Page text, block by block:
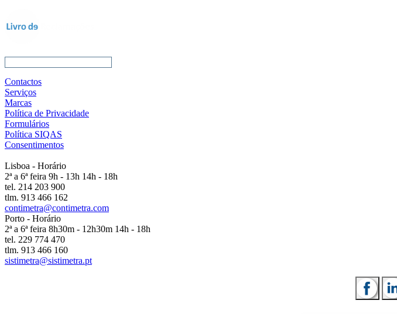
Contactos
Serviços
Marcas
Política de Privacidade
Formulários
Política SIQAS
Consentimentos
Lisboa - Horário
2ª a 6ª feira 9h - 13h 14h - 18h
tel. 214 203 900
tlm. 913 466 162
contimetra@contimetra.com
Porto - Horário
2ª a 6ª feira 8h30m - 12h30m 14h - 18h
tel. 229 774 470
tlm. 913 466 160
sistimetra@sistimetra.pt